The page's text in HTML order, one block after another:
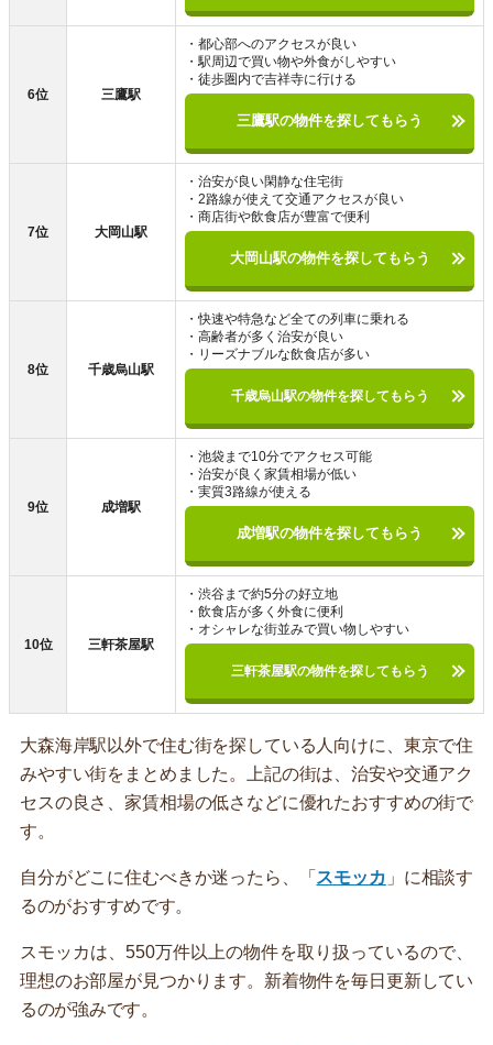
6位 三鷹駅
・都心部へのアクセスが良い
・駅周辺で買い物や外食がしやすい
・徒歩圏内で吉祥寺に行ける
三鷹駅の物件を探してもらう
7位 大岡山駅
・治安が良い閑静な住宅街
・2路線が使えて交通アクセスが良い
・商店街や飲食店が豊富で便利
大岡山駅の物件を探してもらう
8位 千歳烏山駅
・快速や特急など全ての列車に乗れる
・高齢者が多く治安が良い
・リーズナブルな飲食店が多い
千歳烏山駅の物件を探してもらう
9位 成増駅
・池袋まで10分でアクセス可能
・治安が良く家賃相場が低い
・実質3路線が使える
成増駅の物件を探してもらう
10位 三軒茶屋駅
・渋谷まで約5分の好立地
・飲食店が多く外食に便利
・オシャレな街並みで買い物しやすい
三軒茶屋駅の物件を探してもらう
大森海岸駅以外で住む街を探している人向けに、東京で住
みやすい街をまとめました。上記の街は、治安や交通アク
セスの良さ、家賃相場の低さなどに優れたおすすめの街で
す。
自分がどこに住むべきか迷ったら、「 スモッカ 」に相談す
るのがおすすめです。
スモッカは、550万件以上の物件を取り扱っているので、
理想のお部屋が見つかります。新着物件を毎日更新してい
るのが強みです。